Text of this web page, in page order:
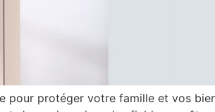
protéger votre famille et vos